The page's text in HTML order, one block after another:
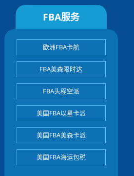
FBA服务
欧洲FBA卡航
FBA美森限时达
FBA头程空派
美国FBA以星卡派
美国FBA美森卡派
美国FBA海运包税